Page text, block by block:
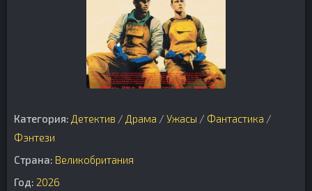
Категория: Детектив / Драма / Ужасы / Фантастика /
Фэнтези
Страна: Великобритания
Год: 2026